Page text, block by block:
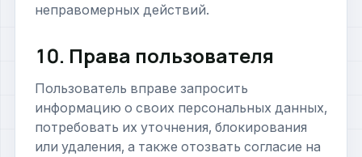
неправомерных действий.
10. Права пользователя
Пользователь вправе запросить
информацию о своих персональных данных,
потребовать их уточнения, блокирования
или удаления, а также отозвать согласие на